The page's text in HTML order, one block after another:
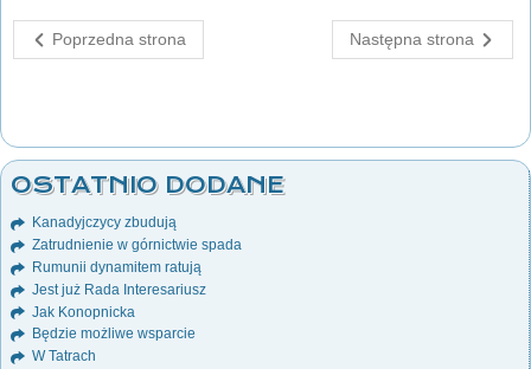
Poprzedna strona Następna strona
OSTATNIO DODANE
Kanadyjczycy zbudują
Zatrudnienie w górnictwie spada
Rumunii dynamitem ratują
Jest już Rada Interesariusz
Jak Konopnicka
Będzie możliwe wsparcie
W Tatrach